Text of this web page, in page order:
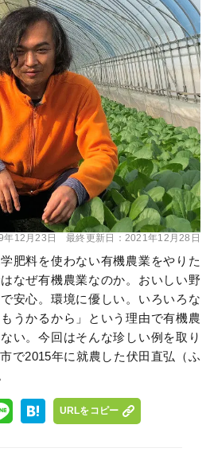
年12月23日 最終更新日： 2021年12月28日
肥料を使わない有機農業をやりた
なぜ有機農業なのか。おいしい野
安心。環境に優しい。いろいろな
うかるから」という理由で有機農
い。今回はそんな珍しい例を取り
で2015年に就農した伏田直弘（ふ
URLをコピー